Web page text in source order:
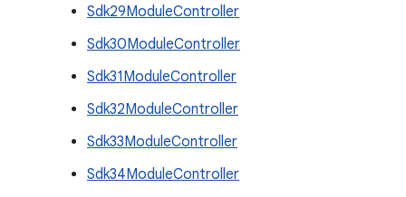
Sdk29ModuleController
Sdk30ModuleController
Sdk31ModuleController
Sdk32ModuleController
Sdk33ModuleController
Sdk34ModuleController